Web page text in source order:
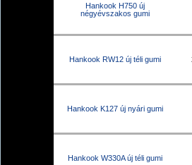
Hankook H750 új
négyévszakos gumi
Hankook RW12 új téli gumi
Hankook K127 új nyári gumi
Hankook W330A új téli gumi